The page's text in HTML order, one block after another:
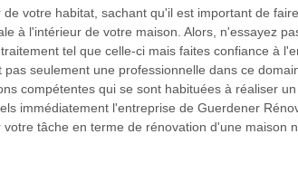
votre habitat, sachant qu'il est important de
à l'intérieur de votre maison. Alors, n'essayez
tel que celle-ci mais faites confiance à
seulement une professionnelle dans ce
compétentes qui se sont habituées à réaliser
immédiatement l'entreprise de Guerdener
tâche en terme de rénovation d'une maison